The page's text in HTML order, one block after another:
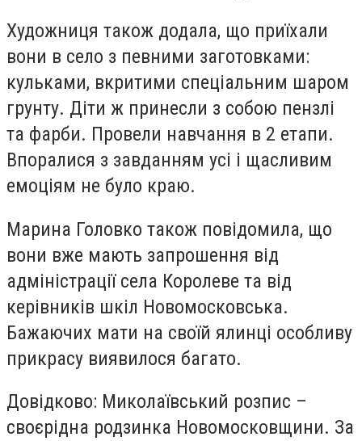
Художниця також додала, що приїхали
вони в село з певними заготовками:
кульками, вкритими спеціальним шаром
грунту. Діти ж принесли з собою пензлі
та фарби. Провели навчання в 2 етапи.
Впоралися з завданням усі і щасливим
емоціям не було краю.
Марина Головко також повідомила, що
вони вже мають запрошення від
адміністрації села Королеве та від
керівників шкіл Новомосковська.
Бажаючих мати на своїй ялинці особливу
прикрасу виявилося багато.
Довідково: Миколаївський розпис –
своєрідна родзинка Новомосковщини. За